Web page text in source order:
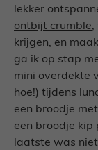
lekker
ontbijt crumble,
krijgen, en
ga ik op stap
mini overdekte
hoe!) tijdens
een broodje
een broodje kip
laatste was